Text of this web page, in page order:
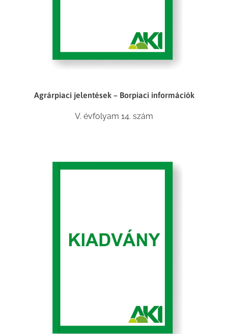
Agrárpiaci jelentések – Borpiaci információk
V. évfolyam 14. szám